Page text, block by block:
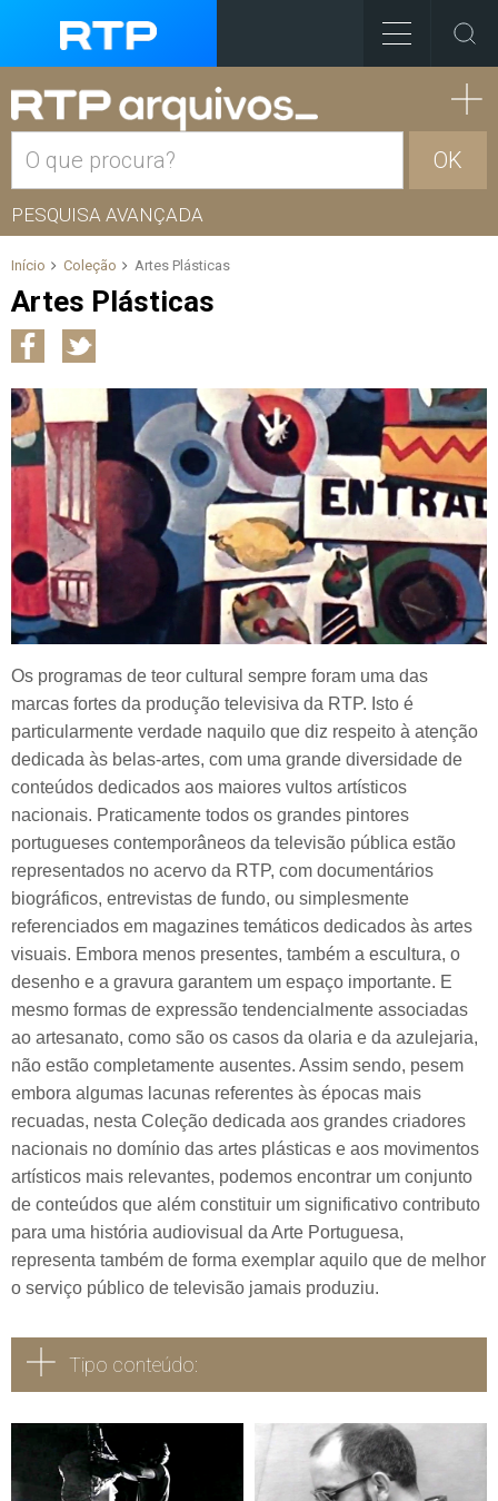
OK
PESQUISA AVANÇADA
Início Coleção Artes Plásticas
Artes Plásticas
Os programas de teor cultural sempre foram uma das
marcas fortes da produção televisiva da RTP. Isto é
particularmente verdade naquilo que diz respeito à atenção
dedicada às belas-artes, com uma grande diversidade de
conteúdos dedicados aos maiores vultos artísticos
nacionais. Praticamente todos os grandes pintores
portugueses contemporâneos da televisão pública estão
representados no acervo da RTP, com documentários
biográficos, entrevistas de fundo, ou simplesmente
referenciados em magazines temáticos dedicados às artes
visuais. Embora menos presentes, também a escultura, o
desenho e a gravura garantem um espaço importante. E
mesmo formas de expressão tendencialmente associadas
ao artesanato, como são os casos da olaria e da azulejaria,
não estão completamente ausentes. Assim sendo, pesem
embora algumas lacunas referentes às épocas mais
recuadas, nesta Coleção dedicada aos grandes criadores
nacionais no domínio das artes plásticas e aos movimentos
artísticos mais relevantes, podemos encontrar um conjunto
de conteúdos que além constituir um significativo contributo
para uma história audiovisual da Arte Portuguesa,
representa também de forma exemplar aquilo que de melhor
o serviço público de televisão jamais produziu.
Tipo conteúdo:
Todos Vídeo Fotografia